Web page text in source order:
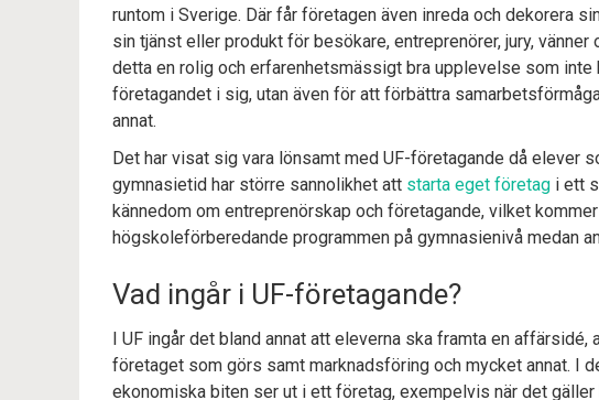
runtom i Sverige. Där får företagen även inreda och dekorera
sin tjänst eller produkt för besökare, entreprenörer, jury, vänner
detta en rolig och erfarenhetsmässigt bra upplevelse som inte
företagandet i sig, utan även för att förbättra
annat.
Det har visat sig vara lönsamt med UF-företagande då elever
gymnasietid har större sannolikhet att starta eget företag i ett
kännedom om entreprenörskap och företagande, vilket
högskoleförberedande programmen på gymnasienivå medan
Vad ingår i UF-företagande?
I UF ingår det bland annat att eleverna ska framta en
företaget som görs samt marknadsföring och mycket annat. I
ekonomiska biten ser ut i ett företag, exempelvis när det